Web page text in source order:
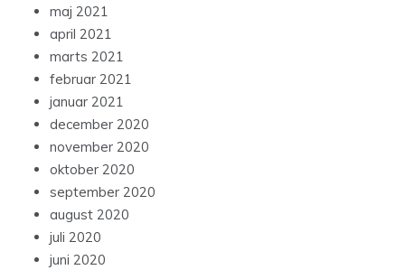
maj 2021
april 2021
marts 2021
februar 2021
januar 2021
december 2020
november 2020
oktober 2020
september 2020
august 2020
juli 2020
juni 2020